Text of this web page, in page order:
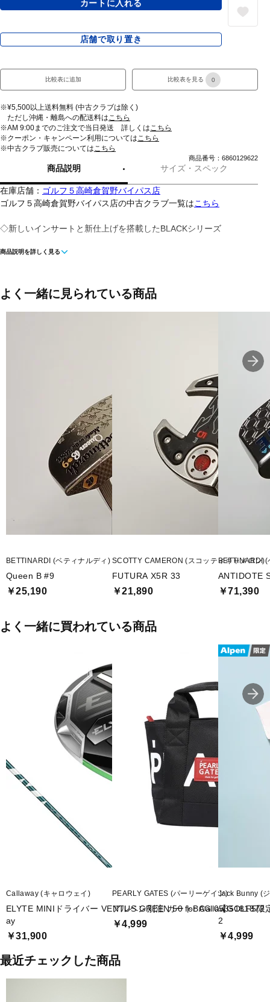
カートに入れる
店舗で取り置き
比較表に追加 比較表を見る 0
※¥5,500以上送料無料 (中古クラブは除く)
ただし沖縄・離島への配送料はこちら
※AM 9:00までのご注文で当日発送 詳しくはこちら
※クーポン・キャンペーン利用についてはこちら
※中古クラブ販売についてはこちら
商品番号：6860129622
商品説明 サイズ・スペック
在庫店舗： ゴルフ５高崎倉賀野バイパス店
ゴルフ５高崎倉賀野バイパス店の中古クラブ一覧はこちら
◇新しいインサートと新仕上げを搭載したBLACKシリーズ
◇非常に高い慣性モーメントを実現しているため、ミスヒットに寛
ワイト・ホット・マイクロヒンジインサート」より、高めの打球
■ヘッド素材・製法：ステンレススチール
■ヘッド素材・製法(フェース)：ホワイト・ホット マイクロヒンジ
★ インサート
商品説明を詳しく見る
よく一緒に見られている商品
BETTINARDI (ベティナルディ)
Queen B #9
￥25,190
SCOTTY CAMERON (スコッティキャメロン)
FUTURA X5R 33
￥21,890
BETTINARDI
ANTIDOTE
￥71,390
よく一緒に買われている商品
Callaway (キャロウェイ)
ELYTE MINIドライバー VENTUS GREEN 50 for Callaw
ay
￥31,900
PEARLY GATES (パーリーゲイツ)
アルペン別注 カートBAG 0535181872
￥4,999
Jack Bunny (
【GOLF5限
2
￥4,999
最近チェックした商品